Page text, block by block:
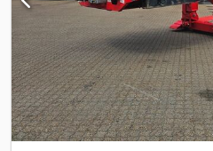
informatie.